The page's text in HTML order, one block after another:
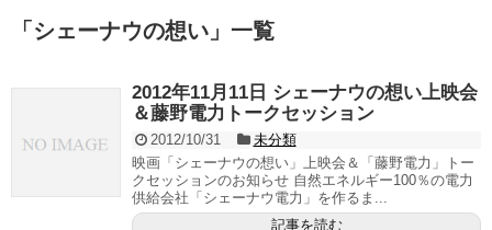
「 シェーナウの想い 」 一覧
2012年11月11日 シェーナウの想い上映会
＆藤野電力トークセッション
2012/10/31
未分類
映画「シェーナウの想い」上映会＆「藤野電力」トー
クセッションのお知らせ 自然エネルギー100％の電力
供給会社「シェーナウ電力」を作るま...
記事を読む